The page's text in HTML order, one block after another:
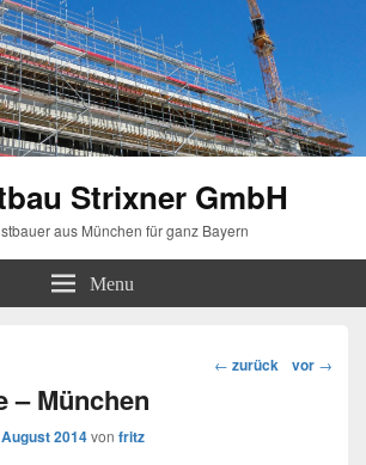
Strixner GmbH
aus München für ganz Bayern
Menu
Beitragsnavigation
← zurück vor →
– München
2014von fritz